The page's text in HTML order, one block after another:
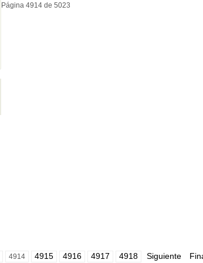
Página 4914 de 5023
4914 4915 4916 4917 4918 Siguiente